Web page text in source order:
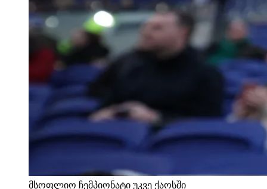
მსოფლიო ჩემპიონატი უკვე ქაოსში